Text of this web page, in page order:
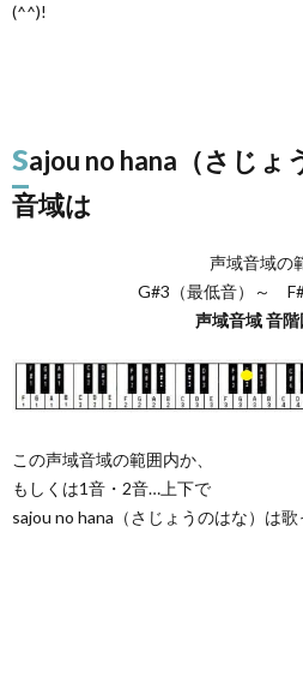
(^^)!
sajou no hana（さじょ
音域は
声域音域の
G#3（最低音）～
声域音域音階
この声域音域の範囲内か、
もしくは1音・2音…上下で
sajou no hana（さじょうのはな）は歌